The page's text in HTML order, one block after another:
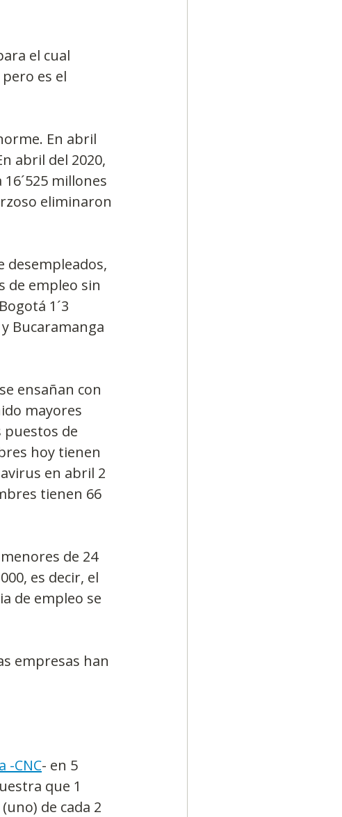
el cual
es el
En abril
abril del 2020,
millones
eliminaron
desempleados,
de empleo sin
1´3
Bucaramanga
ensañan con
mayores
puestos de
hoy tienen
en abril 2
tienen 66
de 24
es decir, el
de empleo se
empresas han
-CNC- en 5
que 1
de cada 2